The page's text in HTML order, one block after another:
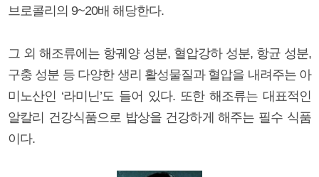
브로콜리의 9~20배 해당한다.
그 외 해조류에는 항궤양 성분, 혈압강하 성분, 항균 성분,
구충 성분 등 다양한 생리 활성물질과 혈압을 내려주는 아
미노산인 ‘라미닌’도 들어 있다. 또한 해조류는 대표적인
알칼리 건강식품으로 밥상을 건강하게 해주는 필수 식품
이다.